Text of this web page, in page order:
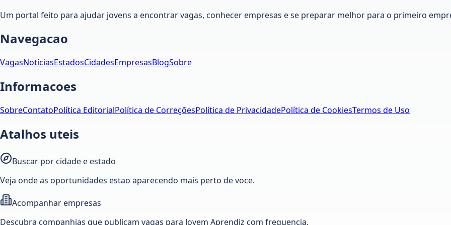
Um portal feito para ajudar jovens a encontrar vagas, conhecer empresas e se preparar melhor para o primeiro
Navegacao
VagasNotíciasEstadosCidadesEmpresasBlogSobre
Informacoes
SobreContatoPolítica EditorialPolítica de CorreçõesPolítica de PrivacidadePolítica de CookiesTermos de Uso
Atalhos uteis
Buscar por cidade e estado
Veja onde as oportunidades estao aparecendo mais perto de voce.
Acompanhar empresas
Descubra companhias que publicam vagas para Jovem Aprendiz com frequencia.